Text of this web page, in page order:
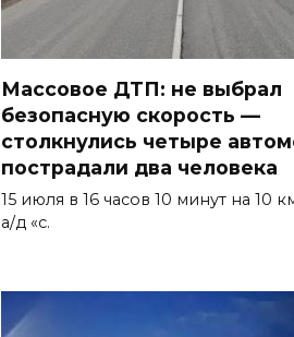
Массовое ДТП: не выбрал
безопасную скорость —
столкнулись четыре
пострадали два человека
15 июля в 16 часов 10 минут на 10
а/д «с.